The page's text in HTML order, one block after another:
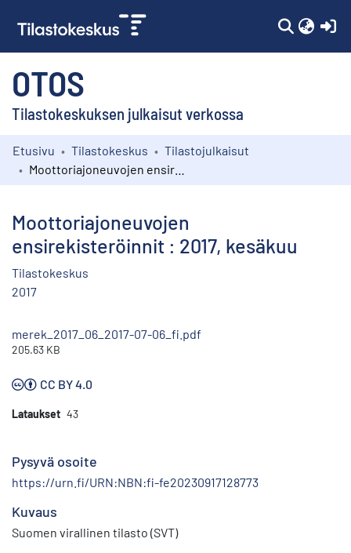
OTOS
Tilastokeskuksen julkaisut verkossa
Kokoelmat
Etusivu Tilastokeskus
Tilastojulkaisut
Moottoriajoneuvojen
ensirekisteröinnit : 2017, kesäkuu
Tilastokeskus
2017
merek_2017_06_2017-07-06_fi.pdf
205.63 KB
CC BY 4.0
Lataukset 43
Pysyvä osoite
https://urn.fi/URN:NBN:fi-fe20230917128773
Kuvaus
Suomen virallinen tilasto (SVT)